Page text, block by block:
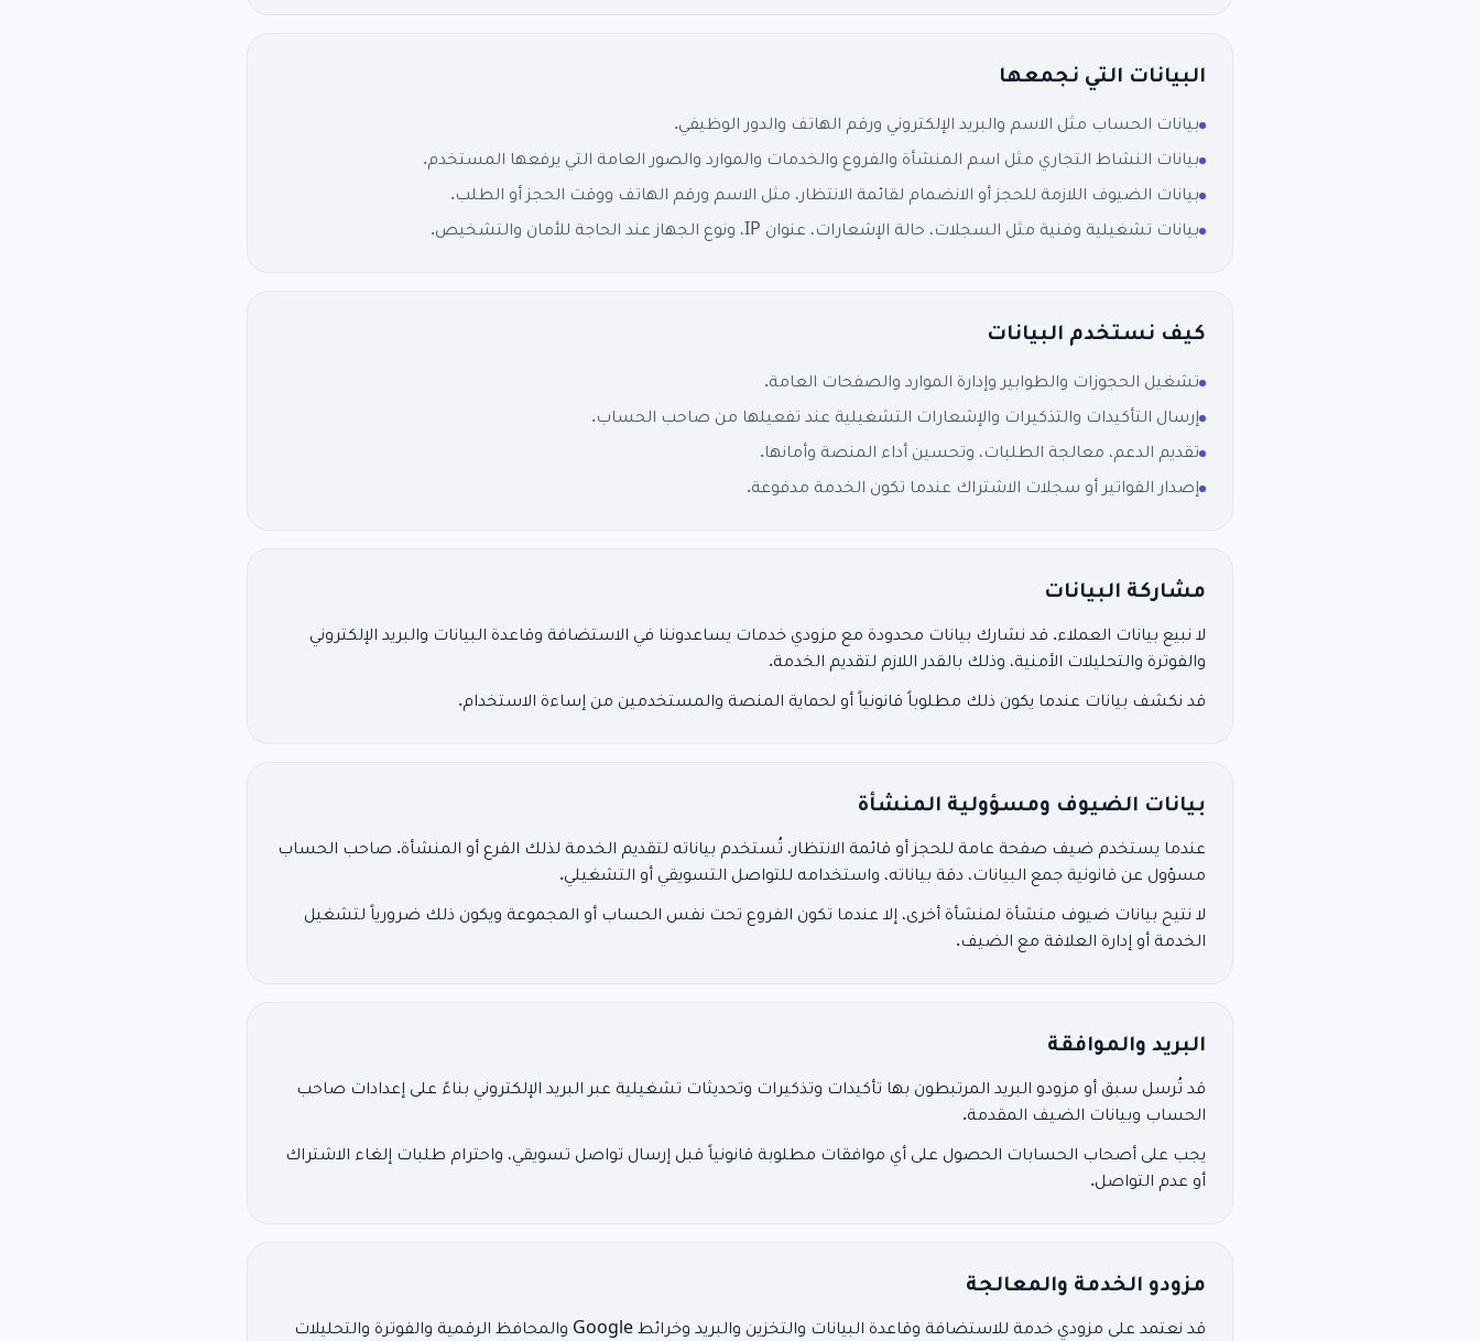
البيانات التي نجمعها
بيانات الحساب مثل الاسم والبريد الإلكتروني ورقم الهاتف والدور الوظيفي.
بيانات النشاط التجاري مثل اسم المنشأة والفروع والخدمات والموارد والصور العامة التي يرفعها المستخدم.
بيانات الضيوف اللازمة للحجز أو الانضمام لقائمة الانتظار، مثل الاسم ورقم الهاتف ووقت الحجز أو الطلب.
بيانات تشغيلية وفنية مثل السجلات، حالة الإشعارات، عنوان IP، ونوع الجهاز عند الحاجة للأمان والتشخيص.
كيف نستخدم البيانات
تشغيل الحجوزات والطوابير وإدارة الموارد والصفحات العامة.
إرسال التأكيدات والتذكيرات والإشعارات التشغيلية عند تفعيلها من صاحب الحساب.
تقديم الدعم، معالجة الطلبات، وتحسين أداء المنصة وأمانها.
إصدار الفواتير أو سجلات الاشتراك عندما تكون الخدمة مدفوعة.
مشاركة البيانات
لا نبيع بيانات العملاء. قد نشارك بيانات محدودة مع مزودي خدمات يساعدوننا في الاستضافة وقاعدة البيانات والبريد الإلكتروني
والفوترة والتحليلات الأمنية، وذلك بالقدر اللازم لتقديم الخدمة.
قد نكشف بيانات عندما يكون ذلك مطلوباً قانونياً أو لحماية المنصة والمستخدمين من إساءة الاستخدام.
بيانات الضيوف ومسؤولية المنشأة
عندما يستخدم ضيف صفحة عامة للحجز أو قائمة الانتظار، تُستخدم بياناته لتقديم الخدمة لذلك الفرع أو المنشأة. صاحب الحساب
مسؤول عن قانونية جمع البيانات، دقة بياناته، واستخدامه للتواصل التسويقي أو التشغيلي.
لا نتيح بيانات ضيوف منشأة لمنشأة أخرى، إلا عندما تكون الفروع تحت نفس الحساب أو المجموعة ويكون ذلك ضرورياً لتشغيل
الخدمة أو إدارة العلاقة مع الضيف.
البريد والموافقة
قد تُرسل سبق أو مزودو البريد المرتبطون بها تأكيدات وتذكيرات وتحديثات تشغيلية عبر البريد الإلكتروني بناءً على إعدادات صاحب
الحساب وبيانات الضيف المقدمة.
يجب على أصحاب الحسابات الحصول على أي موافقات مطلوبة قانونياً قبل إرسال تواصل تسويقي، واحترام طلبات إلغاء الاشتراك
أو عدم التواصل.
مزودو الخدمة والمعالجة
قد نعتمد على مزودي خدمة للاستضافة وقاعدة البيانات والتخزين والبريد وخرائط Google والمحافظ الرقمية والفوترة والتحليلات